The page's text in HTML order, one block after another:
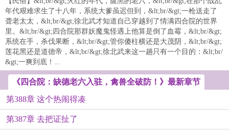
年代艰难求生了十八年，系统大爹虽迟但到，&lt;br/&gt;一枪送走了
聋老太太，&lt;br/&gt;徐北武才知道自己穿越到了情满四合院的世界
里。&lt;br/&gt;四合院那群妖魔鬼怪遇上他算是倒了血霉，&lt;br/&gt;
系统在手，杀伐果断，&lt;br/&gt;管你傻柱横还是大茂阴，&lt;br/&gt;
莲花黑还是道德帝，&lt;br/&gt;徐北武来这一趟只有一个目的：&lt;br/
&gt;一爽到底！...
《四合院：缺德老六入驻，禽兽全破防！》最新章节
第388章 这个热闹得凑
第387章 去把证扯了